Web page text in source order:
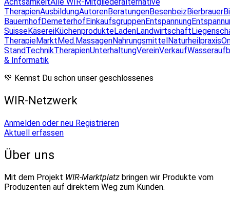
TherapienAusbildungAutorenBeratungenBesenbeizBierbrauer
BauernhofDemeterhofEinkaufsgruppenEntspannung
SuisseKäsereiKüchenprodukteLadenLandwirtschaft
TherapieMarktMed.MassagenNahrungsmittelNaturheilpraxis
StandTechnikTherapienUnterhaltungVereinVerkauf
& Informatik
💚 Kennst Du schon unser geschlossenes
WIR-Netzwerk
Anmelden oder neu Registrieren
Aktuell erfassen
Über uns
Mit dem Projekt WIR-Marktplatz bringen wir Produkte vom
Produzenten auf direktem Weg zum Kunden.